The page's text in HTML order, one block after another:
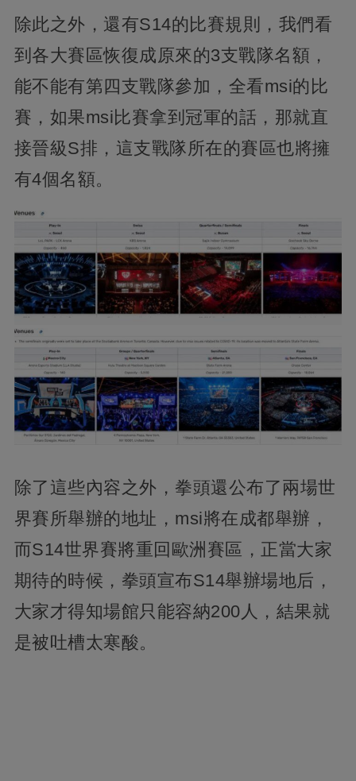
除此之外，還有S14的比賽規則，我們看
到各大賽區恢復成原來的3支戰隊名額，
能不能有第四支戰隊參加，全看msi的比
賽，如果msi比賽拿到冠軍的話，那就直
接晉級S排，這支戰隊所在的賽區也將擁
有4個名額。
除了這些內容之外，拳頭還公布了兩場世
界賽所舉辦的地址，msi將在成都舉辦，
而S14世界賽將重回歐洲賽區，正當大家
期待的時候，拳頭宣布S14舉辦場地后，
大家才得知場館只能容納200人，結果就
是被吐槽太寒酸。